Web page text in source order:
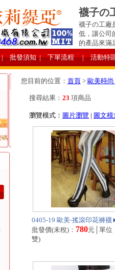
襪子の
襪子の工廠
低，讓公司
的產品來滿
| 批發須知 | 下單流程 | 活動特
碼
您目前的位置： 首頁> 歐美時
搜尋結果： 23 項商品
瀏覽模式： 圖片瀏覽 | 圖文模
0405-19 歐美‧搖滾印花褲
批發價(未稅)： 780元│單位
雙)